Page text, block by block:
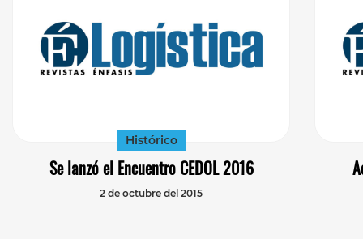
Histórico
Se lanzó el Encuentro CEDOL 2016
2 de octubre del 2015